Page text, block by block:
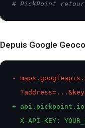
# PickPoint
Depuis Google
-
+ api.pickpoint.io/
X-API-KEY: